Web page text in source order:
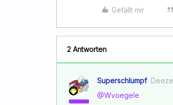
Gefällt mir
2 Antworten
Superschlumpf
@Wvoegele